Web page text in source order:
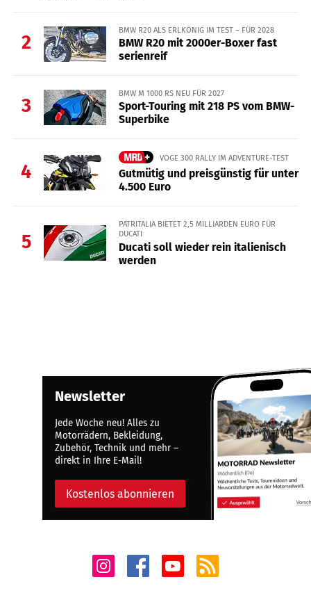
2
BMW R20 ALS ERLKÖNIG IM TEST – FÜR 2028
BMW R20 mit 2000er-Boxer fast
serienreif
3
BMW M 1000 RS NEU FÜR 2027
Sport-Touring mit 218 PS vom BMW-
Superbike
4
VOGE 300 RALLY IM ADVENTURE-TEST
Gutmütig und preisgünstig für unter
4.500 Euro
5
PATRITALIA BIETET 2,5 MILLIARDEN EURO FÜR
DUCATI
Ducati soll wieder rein italienisch
werden
Newsletter
Jede Woche neu! Alles zu
Motorrädern, Bekleidung,
Zubehör, Technik und mehr –
direkt in Ihre E-Mail!
Kostenlos abonnieren